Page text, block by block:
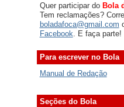
Quer participar do Bola
Tem reclamações?
boladafoca@gmail.com
Facebook . E faça parte!
Para escrever no Bola
Manual de Redação
Seções do Bola